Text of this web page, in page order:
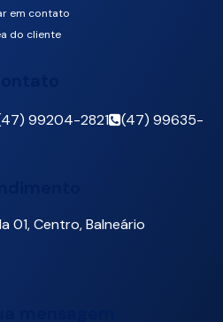
em contato
do cliente
99204-2821
(47) 99635-
01,Centro,Balneário